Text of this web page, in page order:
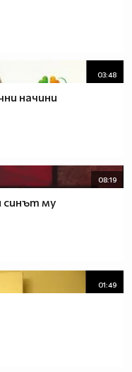
03:48
начини
08:19
му
01:49